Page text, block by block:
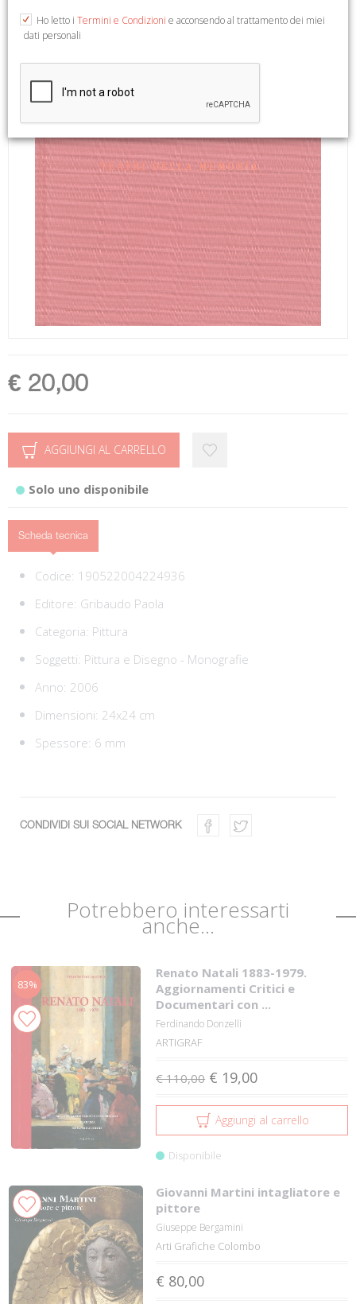
€ 20,00
AGGIUNGI AL CARRELLO
Solo uno disponibile
Scheda tecnica
Codice: 190522004224936
Editore: Gribaudo Paola
Categoria: Pittura
Soggetti: Pittura e Disegno - Monografie
Anno: 2006
Dimensioni: 24x24 cm
Spessore: 6 mm
CONDIVIDI SUI SOCIAL NETWORK
Potrebbero interessarti
anche...
83%
Renato Natali 1883-1979.
Aggiornamenti Critici e
Documentari con ...
Ferdinando Donzelli
ARTIGRAF
€ 110,00 € 19,00
Aggiungi al carrello
Disponibile
Giovanni Martini intagliatore e
pittore
Giuseppe Bergamini
Arti Grafiche Colombo
€ 80,00
Ho letto i Termini e Condizioni e acconsendo al trattamento dei miei
dati personali